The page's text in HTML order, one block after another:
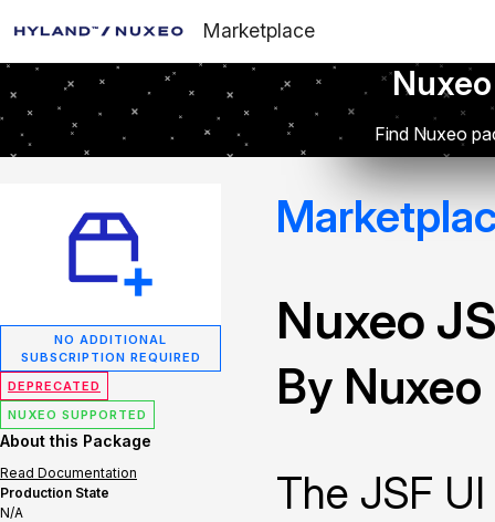
Marketplace
Find Nuxeo
NO ADDITIONAL
SUBSCRIPTION REQUIRED
DEPRECATED
NUXEO SUPPORTED
About this Package
Read Documentation
Production State
N/A
Nuxeo
By Nuxeo
The JSF